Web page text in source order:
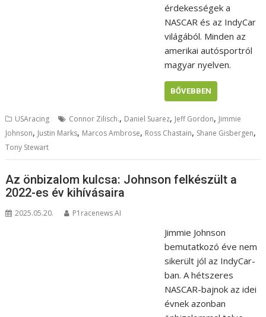
érdekességek a
NASCAR és az IndyCar
világából. Minden az
amerikai autósportról
magyar nyelven.
BŐVEBBEN
USAracing Connor Zilisch., Daniel Suarez, Jeff Gordon, Jimmie
Johnson, Justin Marks, Marcos Ambrose, Ross Chastain, Shane Gisbergen,
Tony Stewart
Az önbizalom kulcsa: Johnson felkészült a
2022-es év kihívásaira
2025.05.20. P1racenews AI
Jimmie Johnson
bemutatkozó éve nem
sikerült jól az IndyCar-
ban. A hétszeres
NASCAR-bajnok az idei
évnek azonban